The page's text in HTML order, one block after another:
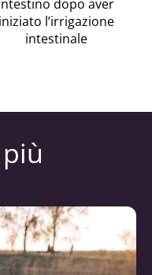
Intestino dopo aver
iniziato l’irrigazione
intestinale